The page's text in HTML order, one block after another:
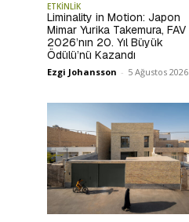
ETKİNLİK
Liminality in Motion: Japon
Mimar Yurika Takemura, FAV
2026’nın 20. Yıl Büyük
Ödülü’nü Kazandı
Ezgi Johansson - 5 Ağustos 2026